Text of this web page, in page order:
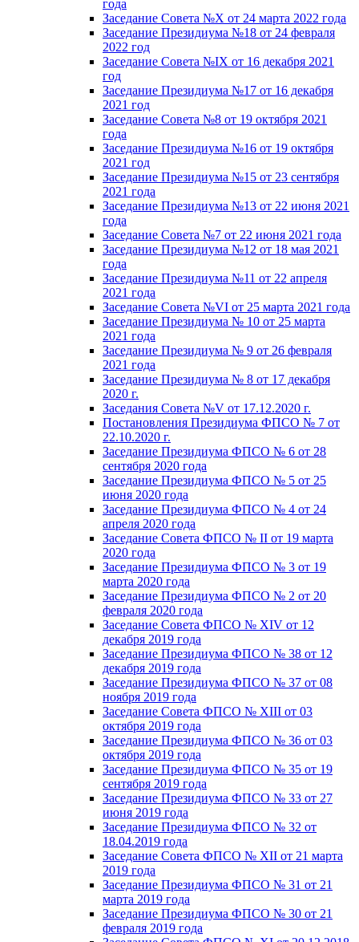
года
Заседание Совета №X от 24 марта 2022 года
Заседание Президиума №18 от 24 февраля
2022 год
Заседание Совета №IX от 16 декабря 2021
год
Заседание Президиума №17 от 16 декабря
2021 год
Заседание Совета №8 от 19 октября 2021
года
Заседание Президиума №16 от 19 октября
2021 год
Заседание Президиума №15 от 23 сентября
2021 года
Заседание Президиума №13 от 22 июня 2021
года
Заседание Совета №7 от 22 июня 2021 года
Заседание Президиума №12 от 18 мая 2021
года
Заседание Президиума №11 от 22 апреля
2021 года
Заседание Совета №VI от 25 марта 2021 года
Заседание Президиума № 10 от 25 марта
2021 года
Заседание Президиума № 9 от 26 февраля
2021 года
Заседание Президиума № 8 от 17 декабря
2020 г.
Заседания Совета №V от 17.12.2020 г.
Постановления Президиума ФПСО № 7 от
22.10.2020 г.
Заседание Президиума ФПСО № 6 от 28
сентября 2020 года
Заседание Президиума ФПСО № 5 от 25
июня 2020 года
Заседание Президиума ФПСО № 4 от 24
апреля 2020 года
Заседание Совета ФПСО № II от 19 марта
2020 года
Заседание Президиума ФПСО № 3 от 19
марта 2020 года
Заседание Президиума ФПСО № 2 от 20
февраля 2020 года
Заседание Совета ФПСО № XIV от 12
декабря 2019 года
Заседание Президиума ФПСО № 38 от 12
декабря 2019 года
Заседание Президиума ФПСО № 37 от 08
ноября 2019 года
Заседание Совета ФПСО № XIII от 03
октября 2019 года
Заседание Президиума ФПСО № 36 от 03
октября 2019 года
Заседание Президиума ФПСО № 35 от 19
сентября 2019 года
Заседание Президиума ФПСО № 33 от 27
июня 2019 года
Заседание Президиума ФПСО № 32 от
18.04.2019 года
Заседание Совета ФПСО № XII от 21 марта
2019 года
Заседание Президиума ФПСО № 31 от 21
марта 2019 года
Заседание Президиума ФПСО № 30 от 21
февраля 2019 года